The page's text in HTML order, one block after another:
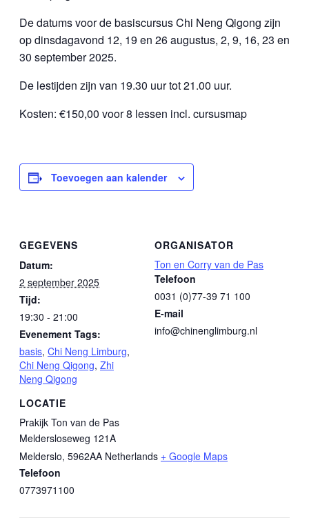
De datums voor de basiscursus Chi Neng Qigong zijn
op dinsdagavond 12, 19 en 26 augustus, 2, 9, 16, 23 en
30 september 2025.
De lestijden zijn van 19.30 uur tot 21.00 uur.
Kosten: €150,00 voor 8 lessen incl. cursusmap
Toevoegen aan kalender
GEGEVENS
Datum:
2 september 2025
Tijd:
19:30 - 21:00
Evenement Tags:
basis, Chi Neng Limburg,
Chi Neng Qigong, Zhi
Neng Qigong
LOCATIE
Prakijk Ton van de Pas
Meldersloseweg 121A
Melderslo, 5962AA Netherlands + Google Maps
Telefoon
0773971100
ORGANISATOR
Ton en Corry van de Pas
Telefoon
0031 (0)77-39 71 100
E-mail
info@chinenglimburg.nl